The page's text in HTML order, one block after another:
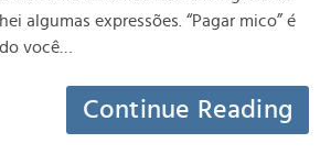
algumas expressões. “Pagar mico” é
você…
Continue Reading